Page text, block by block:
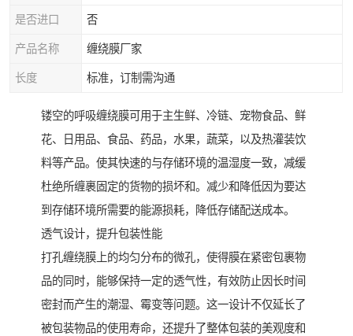
是否进口 否
产品名称 缠绕膜厂家
长度 标准，订制需沟通
镂空的呼吸缠绕膜可用于主生鲜、冷链、宠物食品、鲜
花、日用品、食品、药品，水果，蔬菜，以及热灌装饮
料等产品。使其快速的与存储环境的温湿度一致，减缓
杜绝所缠裹固定的货物的损坏和。减少和降低因为要达
到存储环境所需要的能源损耗，降低存储配送成本。
透气设计，提升包装性能
打孔缠绕膜上的均匀分布的微孔，使得膜在紧密包裹物
品的同时，能够保持一定的透气性，有效防止因长时间
密封而产生的潮湿、霉变等问题。这一设计不仅延长了
被包装物品的使用寿命，还提升了整体包装的美观度和